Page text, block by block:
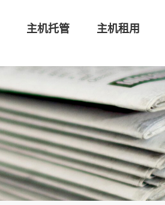
主机托管 主机租用